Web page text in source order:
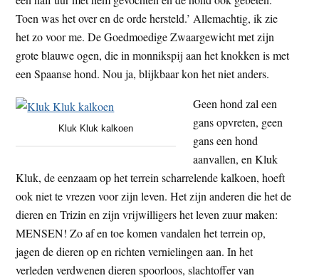
Toen was het over en de orde hersteld.’ Allemachtig, ik zie
het zo voor me. De Goedmoedige Zwaargewicht met zijn
grote blauwe ogen, die in monnikspij aan het knokken is met
een Spaanse hond. Nou ja, blijkbaar kon het niet anders.
Kluk Kluk kalkoen
Geen hond zal een
gans opvreten, geen
gans een hond
aanvallen, en Kluk
Kluk, de eenzaam op het terrein scharrelende kalkoen, hoeft
ook niet te vrezen voor zijn leven. Het zijn anderen die het de
dieren en Trizin en zijn vrijwilligers het leven zuur maken:
MENSEN! Zo af en toe komen vandalen het terrein op,
jagen de dieren op en richten vernielingen aan. In het
verleden verdwenen dieren spoorloos, slachtoffer van